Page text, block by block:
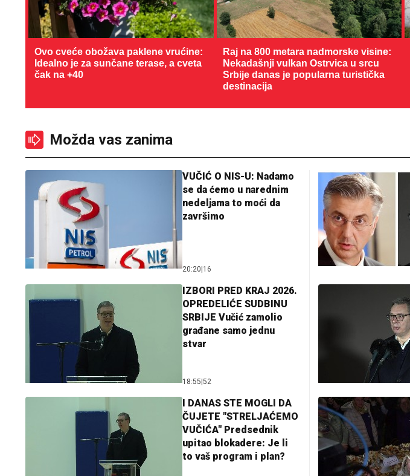
Ovo cveće obožava paklene vrućine:
Idealno je za sunčane terase, a cveta
čak na +40
Raj na 800 metara nadmorske visine:
Nekadašnji vulkan Ostrvica u srcu
Srbije danas je popularna turistička
destinacija
Možda vas zanima
VUČIĆ O NIS-U: Nadamo
se da ćemo u narednim
nedeljama to moći da
završimo
20:20 16
IZBORI PRED KRAJ 2026.
OPREDELIĆE SUDBINU
SRBIJE Vučić zamolio
građane samo jednu
stvar
18:55 52
I DANAS STE MOGLI DA
ČUJETE "STRELJAĆEMO
VUČIĆA" Predsednik
upitao blokadere: Je li
to vaš program i plan?